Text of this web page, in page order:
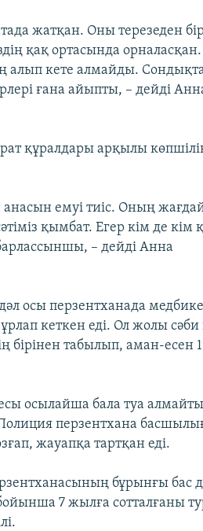
жатқан. Оны терезеден
қақ ортасында
алып кете алмайды.
ғана айыпты, – дейді
құралдары арқылы
анасын емуі тиіс. Оның
қымбат. Егер кім де кім
– дейді Анна
осы перзентханада медбике
кеткен еді. Ол жолы сәби
бірінен табылып, аман-есен
осылайша бала туа
перзентхана
жауапқа тартқан еді.
бұрынғы бас
7 жылға сотталғаны